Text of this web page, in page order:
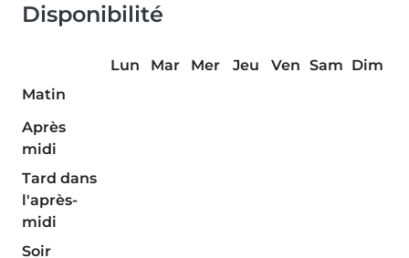
Disponibilité
Lun Mar Mer Jeu Ven Sam Dim
Matin
Après
midi
Tard dans
l'après-
midi
Soir